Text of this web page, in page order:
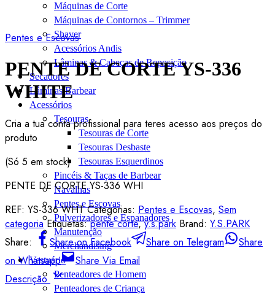
Máquinas de Corte
Máquinas de Contornos – Trimmer
Shaver
Acessórios Andis
Lâminas & Cabeças de Reposição
Secadores
Lâminas Barbear
Acessórios
Tesouras
Tesouras de Corte
Tesouras Desbaste
Tesouras Esquerdinos
Pincéis & Taças de Barbear
Navalhas
Pentes e Escovas
Pulverizadores e Espanadores
Manutenção
Merchandising
Vestuário
Penteadores de Homem
Penteadores de Criança
Pentes e Escovas
PENTE DE CORTE YS-336
WHITE
Cria a tua conta profissional para teres acesso aos preços do
produto
(Só 5 em stock)
PENTE DE CORTE YS-336 WHI
REF: YS-336 WHT Categorias: Pentes e Escovas, Sem
categoria Etiquetas:pente corte,y.s.park Brand: Y.S.PARK
Share:
Share on Facebook Share on Telegram
Share
on Whatsapp
Share Via Email
Descrição